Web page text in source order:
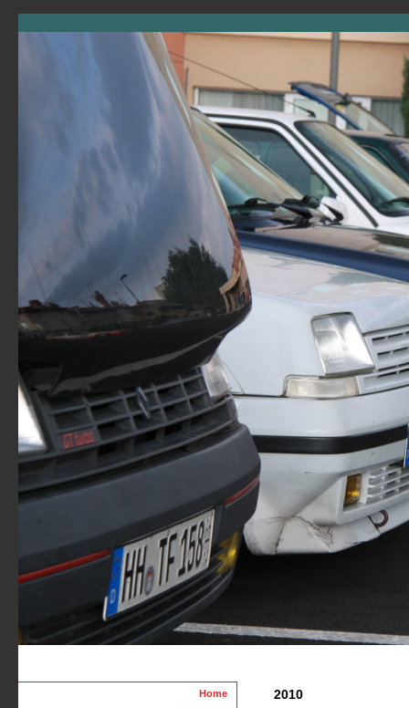
2010
Home